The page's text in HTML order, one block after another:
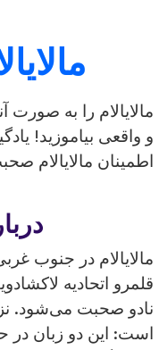
را به صورت
واقعی بیاموزید!
مالایالام صحبت
در جنوب غربی
اتحادیه
صحبت می‌شود.
این دو زبان در